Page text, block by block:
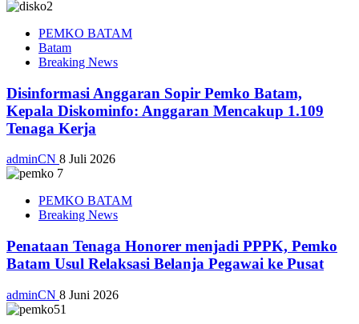
PEMKO BATAM
Batam
Breaking News
Disinformasi Anggaran Sopir Pemko Batam,
Kepala Diskominfo: Anggaran Mencakup 1.109
Tenaga Kerja
adminCN 8 Juli 2026
PEMKO BATAM
Breaking News
Penataan Tenaga Honorer menjadi PPPK, Pemko
Batam Usul Relaksasi Belanja Pegawai ke Pusat
adminCN 8 Juni 2026